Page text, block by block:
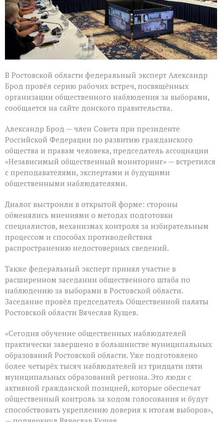
В Ростовской области федеральный эксперт Александр
Брод провёл серию рабочих встреч, посвящённых
организации общественного наблюдения за выборами,
сообщается на сайте донского правительства.
Александр Брод — член Совета при президенте
Российской Федерации по развитию гражданского
общества и правам человека, председатель ассоциации
«Независимый общественный мониторинг» — встретился
с преподавателями, экспертами и будущими
общественными наблюдателями.
Диалог выстроили в открытой форме: стороны
обменялись мнениями о методах подготовки
специалистов, механизмах контроля за избирательным
процессом и способах противодействия
распространению недостоверных сведений.
Также федеральный эксперт принял участие в
расширенном заседании общественного штаба по
наблюдению за выборами в Ростовской области.
Заседание провёл председатель Общественной палаты
Ростовской области Вячеслав Кущев.
«Сегодня обучение общественных наблюдателей
практически завершено в большинстве муниципальных
образований Ростовской области. Уже подготовлено
более четырёх тысяч наблюдателей из тридцати пяти
муниципальных образований региона. Это люди с
активной гражданской позицией, которые обеспечат
общественный контроль за ходом голосования и будут
способствовать укреплению доверия к итогам выборов»,